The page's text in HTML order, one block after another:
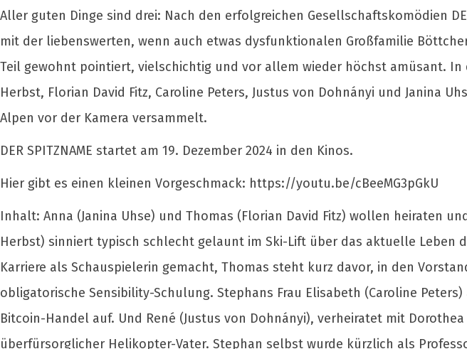
Aller guten Dinge sind drei: Nach den erfolgreichen Gesellschaftskomödien
mit der liebenswerten, wenn auch etwas dysfunktionalen Großfamilie
Teil gewohnt pointiert, vielschichtig und vor allem wieder höchst amüsant.
Herbst, Florian David Fitz, Caroline Peters, Justus von Dohnányi und Janina
Alpen vor der Kamera versammelt.
DER SPITZNAME startet am 19. Dezember 2024 in den Kinos.
Hier gibt es einen kleinen Vorgeschmack: https://youtu.be/cBeeMG3pGkU
Inhalt: Anna (Janina Uhse) und Thomas (Florian David Fitz) wollen heiraten
Herbst) sinniert typisch schlecht gelaunt im Ski-Lift über das aktuelle Leben
Karriere als Schauspielerin gemacht, Thomas steht kurz davor, in den
obligatorische Sensibility-Schulung. Stephans Frau Elisabeth (Caroline
Bitcoin-Handel auf. Und René (Justus von Dohnányi), verheiratet mit
überfürsorglicher Helikopter-Vater. Stephan selbst wurde kürzlich als